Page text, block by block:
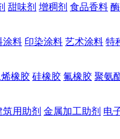
甜味剂 增稠剂 食品香料
涂料 印染涂料 艺术涂料 特
橡胶 硅橡胶 氟橡胶 聚氨
筑用助剂 金属加工助剂 电